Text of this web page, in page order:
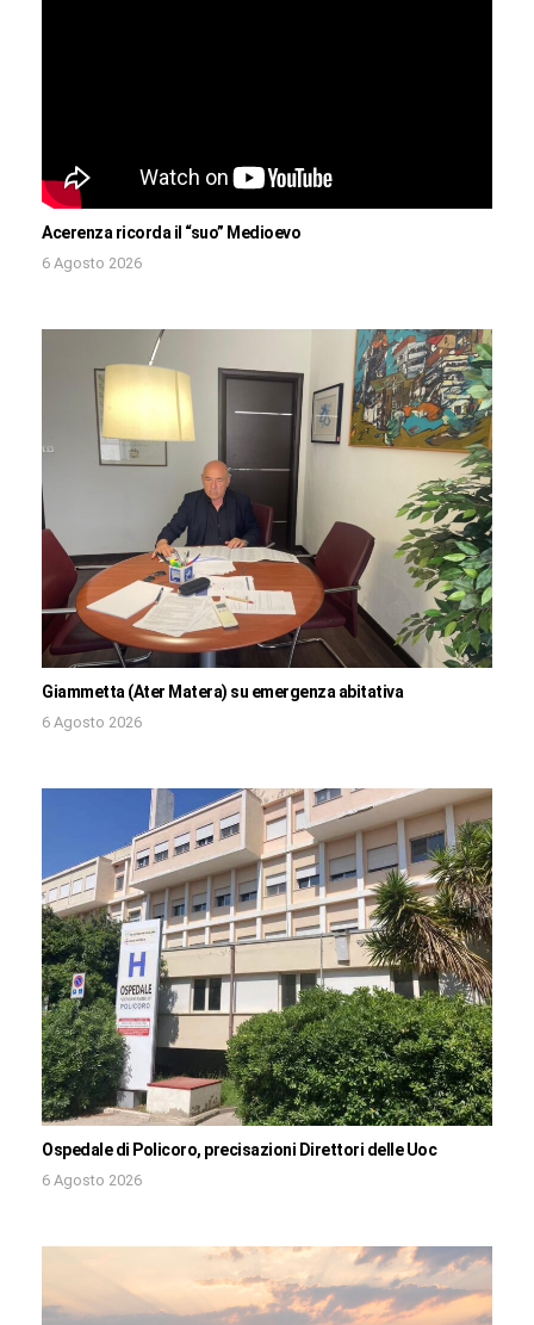
Acerenza ricorda il “suo” Medioevo
6 Agosto 2026
Giammetta (Ater Matera) su emergenza abitativa
6 Agosto 2026
Ospedale di Policoro, precisazioni Direttori delle Uoc
6 Agosto 2026